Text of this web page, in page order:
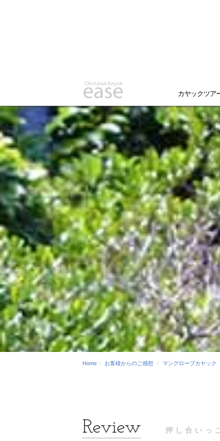
カヤックツア
Home お客様からのご感想 マングローブカヤック
押し合いっ